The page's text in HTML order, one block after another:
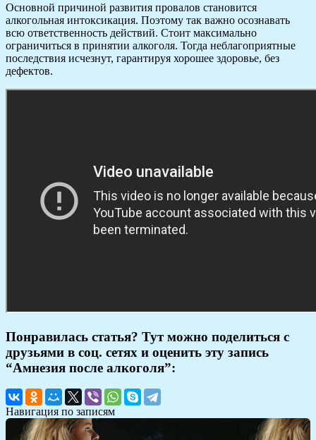
Основной причиной развития провалов становится
алкогольная интоксикация. Поэтому так важно осознавать
всю ответственность действий. Стоит максимально
ограничиться в принятии алкоголя. Тогда неблагоприятные
последствия исчезнут, гарантируя хорошее здоровье, без
дефектов.
Понравилась статья? Тут можно поделиться с
друзьями в соц. сетях и оценить эту запись
“Амнезия после алкоголя”:
Навигация по записям